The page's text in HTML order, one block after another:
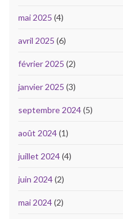
mai 2025 (4)
avril 2025 (6)
février 2025 (2)
janvier 2025 (3)
septembre 2024(5)
août 2024(1)
juillet 2024(4)
juin 2024(2)
mai 2024(2)